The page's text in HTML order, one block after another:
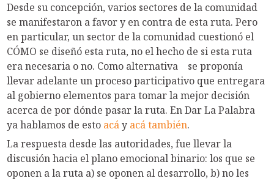
Desde su concepción, varios sectores de la comunidad
se manifestaron a favor y en contra de esta ruta. Pero
en particular, un sector de la comunidad cuestionó el
CÓMO se diseñó esta ruta, no el hecho de si esta ruta
era necesaria o no. Como alternativa se proponía
llevar adelante un proceso participativo que entregara
al gobierno elementos para tomar la mejor decisión
acerca de por dónde pasar la ruta. En Dar La Palabra
ya hablamos de esto acáy acá también.
La respuesta desde las autoridades, fue llevar la
discusión hacia el plano emocional binario: los que se
oponen a la ruta a) se oponen al desarrollo, b) no les